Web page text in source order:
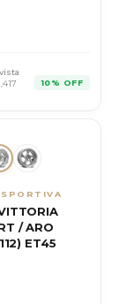
10% OFF
/ ARO
ET45